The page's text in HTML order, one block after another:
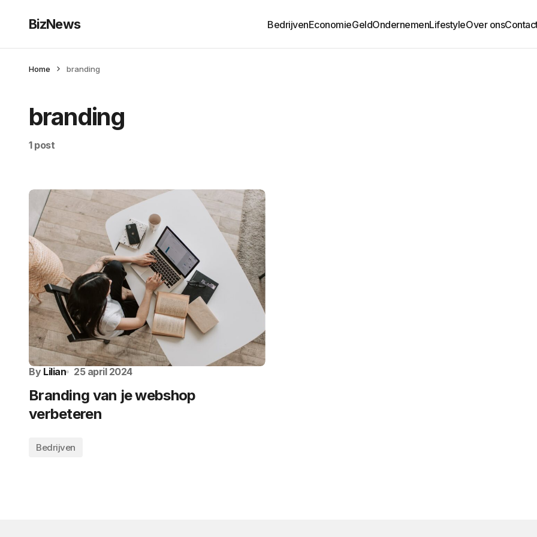
BizNews BedrijvenEconomieGeldOndernemenLifestyleOver ons
Home branding
branding
1 post
By Lilian 25 april 2024
Branding van je webshop
verbeteren
Bedrijven